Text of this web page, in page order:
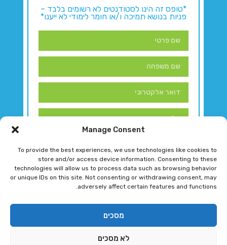
Manage Consent
To provide the best experiences, we use technologies like cookies to
store and/or access device information. Consenting to these
technologies will allow us to process data such as browsing behavior
or unique IDs on this site. Not consenting or withdrawing consent, may
adversely affect certain features and functions.
מסכים
לא מסכים
*טופס זה הינו לסטודנטים לא רשומים בלבד –
פניות בנושא תמיכה ו/או חומר לימודי לא ייענו*